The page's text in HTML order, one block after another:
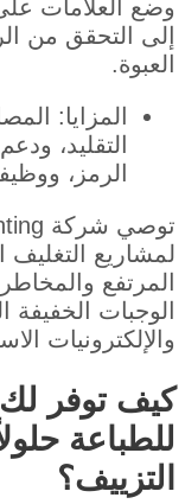
وضع العلامات
إلى التحقق من
العبوة.
المزايا:
التقليد،
الرمز،
لمشاريع
المرتفع والمخاطر
الوجبات الخفيفة
والإلكترونيات
للطباعة
التزييف؟